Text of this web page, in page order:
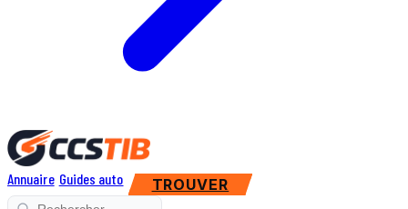
Annuaire Guides auto TROUVER